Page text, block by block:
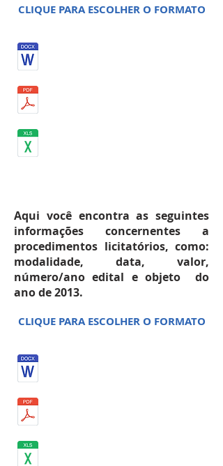
CLIQUE PARA ESCOLHER O FORMATO
Aqui você encontra as seguintes
informações concernentes a
procedimentos licitatórios, como:
modalidade, data, valor,
número/ano edital e objeto do
ano de 2013.
CLIQUE PARA ESCOLHER O FORMATO